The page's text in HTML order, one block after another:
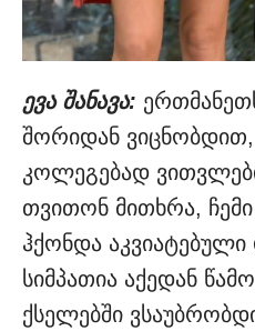
ევა შანავა:
შორიდან
კოლეგებად
თვითონ მითხრა,
ჰქონდა
სიმპათია აქედან
ქსელებში